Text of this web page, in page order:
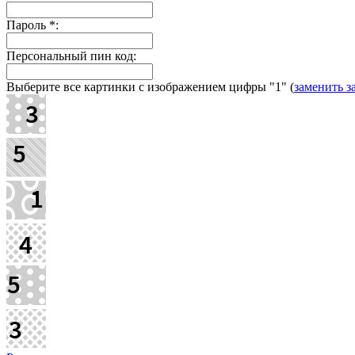
Пароль *:
Персональный пин код:
Выберите все картинки с изображением цифры "1" (заменить